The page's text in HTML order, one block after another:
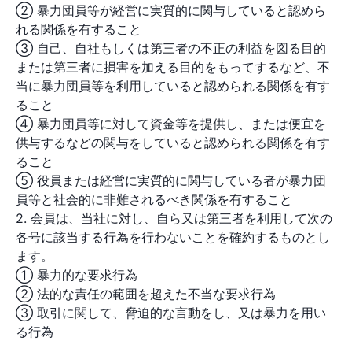
② 暴力団員等が経営に実質的に関与していると認めら
れる関係を有すること
③ 自己、自社もしくは第三者の不正の利益を図る目的
または第三者に損害を加える目的をもってするなど、不
当に暴力団員等を利用していると認められる関係を有す
ること
④ 暴力団員等に対して資金等を提供し、または便宜を
供与するなどの関与をしていると認められる関係を有す
ること
⑤ 役員または経営に実質的に関与している者が暴力団
員等と社会的に非難されるべき関係を有すること
2. 会員は、当社に対し、自ら又は第三者を利用して次の
各号に該当する行為を行わないことを確約するものとし
ます。
① 暴力的な要求行為
② 法的な責任の範囲を超えた不当な要求行為
③ 取引に関して、脅迫的な言動をし、又は暴力を用い
る行為